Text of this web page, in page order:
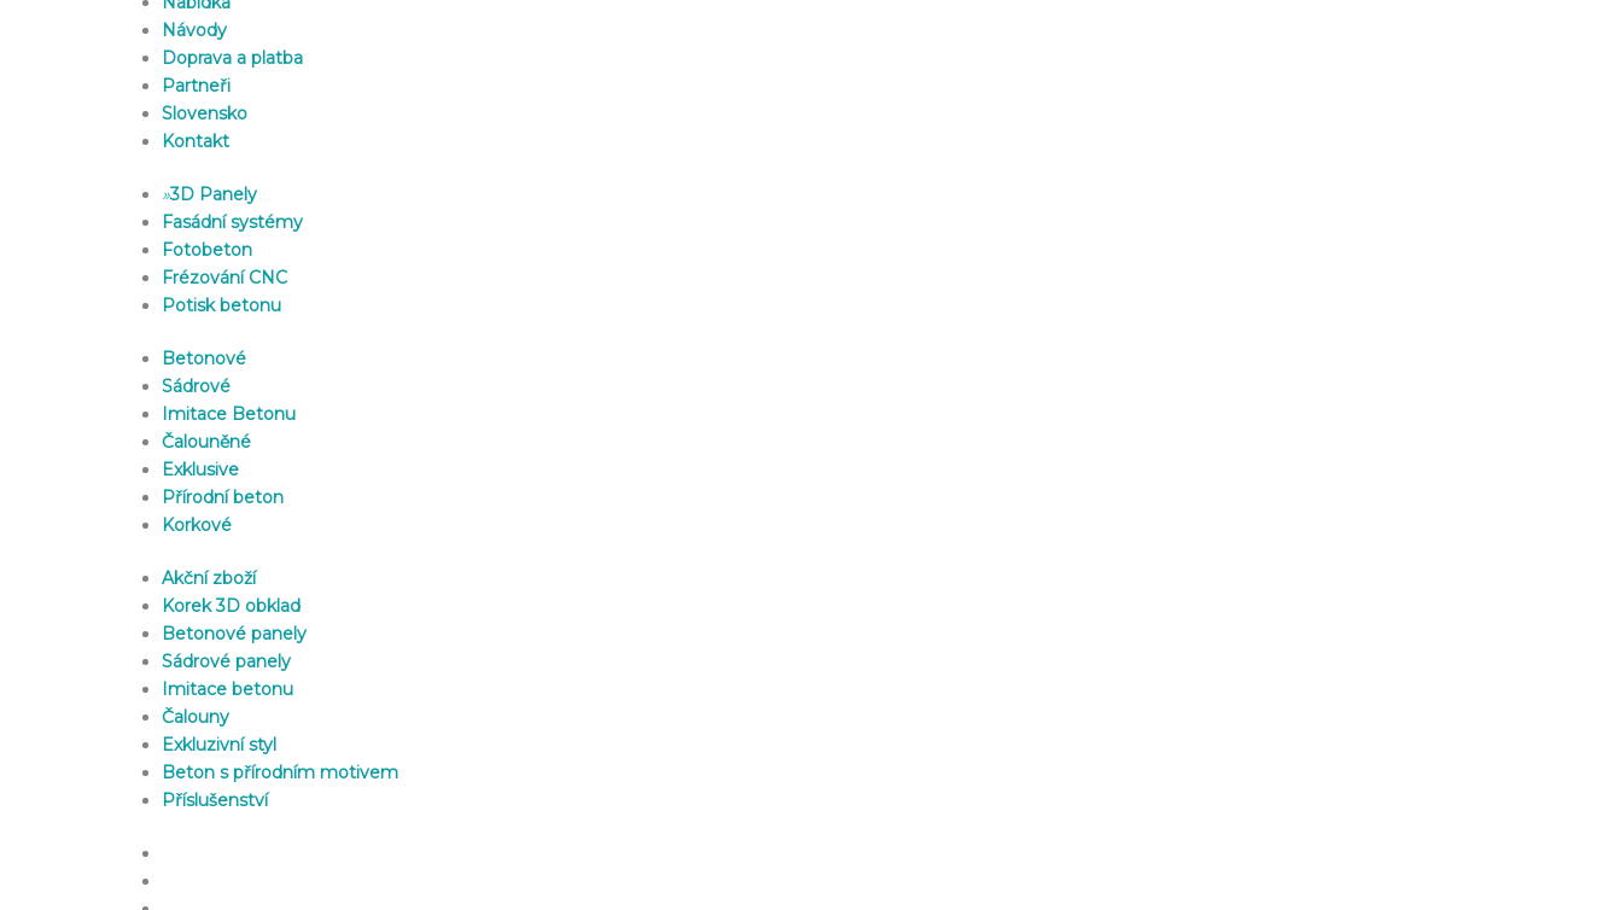
Návody
Doprava a platba
Partneři
Slovensko
Kontakt
»3D Panely
Fasádní systémy
Fotobeton
Frézování CNC
Potisk betonu
Betonové
Sádrové
Imitace Betonu
Čalouněné
Exklusive
Přírodní beton
Korkové
Akční zboží
Korek 3D obklad
Betonové panely
Sádrové panely
Imitace betonu
Čalouny
Exkluzivní styl
Beton s přírodním motivem
Příslušenství